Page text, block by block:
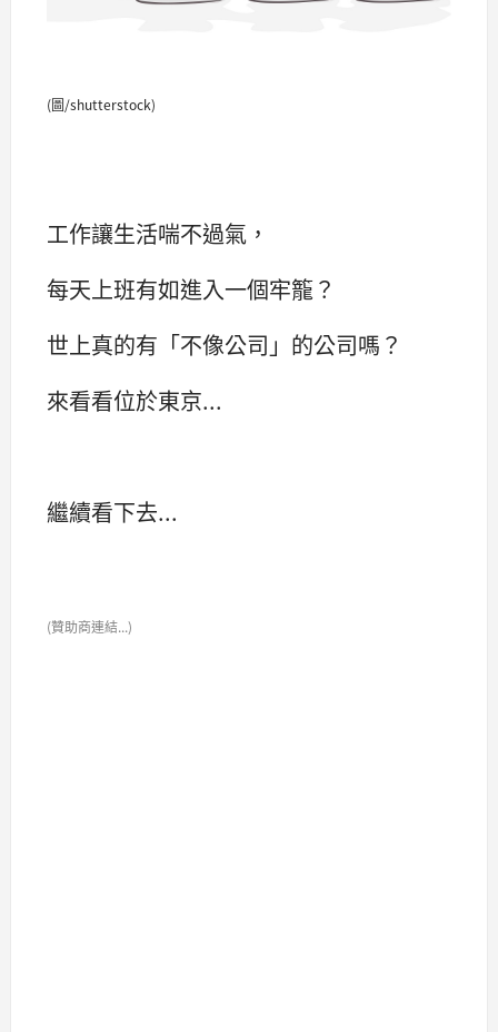
(圖/shutterstock)
工作讓生活喘不過氣，
每天上班有如進入一個牢籠？
世上真的有「不像公司」的公司嗎？
來看看位於東京...
繼續看下去...
(贊助商連結...)